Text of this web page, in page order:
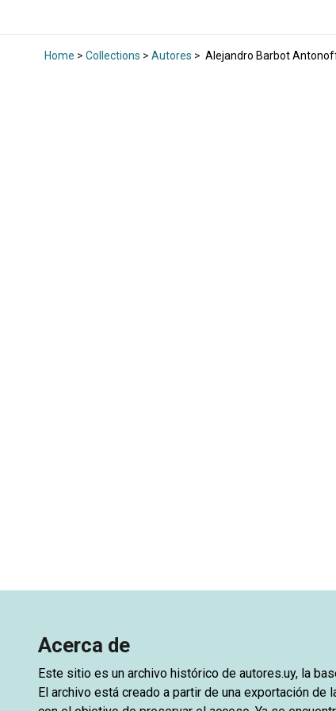
Home > Collections > Autores > Alejandro Barbot
Acerca de
Este sitio es un archivo histórico de autores.uy, la
El archivo está creado a partir de una exportación